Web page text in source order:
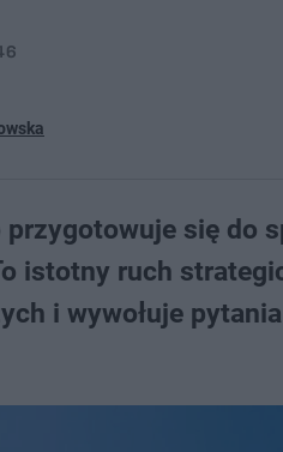
przygotowuje się do
istotny ruch
i wywołuje